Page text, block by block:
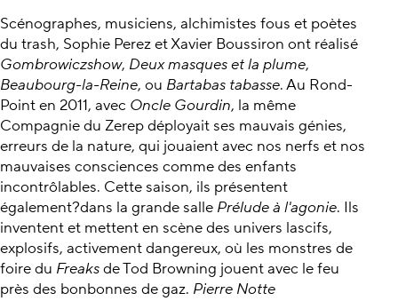
Scénographes, musiciens, alchimistes fous et poètes
du trash, Sophie Perez et Xavier Boussiron ont réalisé
Gombrowiczshow, Deux masques et la plume,
Beaubourg-la-Reine, ou Bartabas tabasse. Au Rond-
Point en 2011, avec Oncle Gourdin, la même
Compagnie du Zerep déployait ses mauvais génies,
erreurs de la nature, qui jouaient avec nos nerfs et nos
mauvaises consciences comme des enfants
incontrôlables. Cette saison, ils présentent
également?dans la grande salle Prélude à l'agonie. Ils
inventent et mettent en scène des univers lascifs,
explosifs, activement dangereux, où les monstres de
foire du Freaksde Tod Browning jouent avec le feu
près des bonbonnes de gaz. Pierre Notte